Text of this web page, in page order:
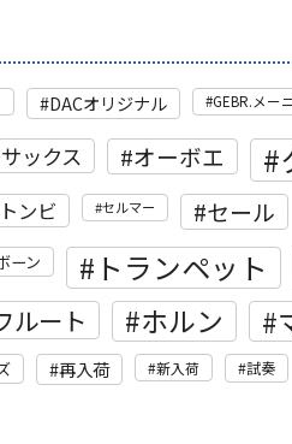
DACオリジナル GEBR.メー
ックス オーボエ
ンビ セルマー セール
ーン トランペット
ルート ホルン
再入荷 新入荷 試奏